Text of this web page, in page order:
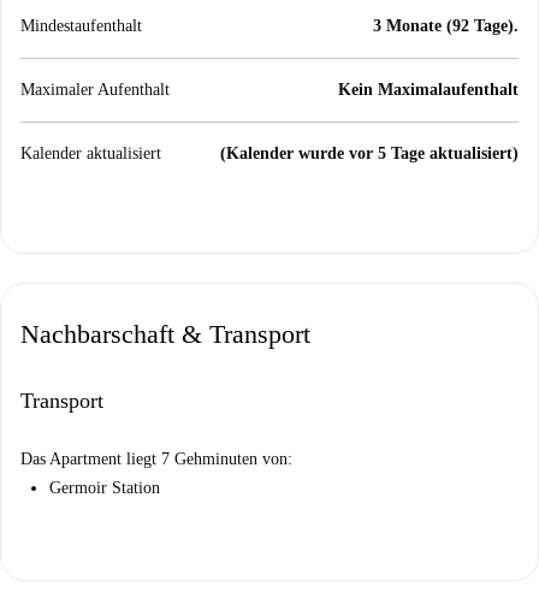
Mindestaufenthalt 3 Monate (92 Tage).
Maximaler Aufenthalt Kein Maximalaufenthalt
Kalender aktualisiert (Kalender wurde vor 5 Tage aktualisiert)
Nachbarschaft & Transport
Transport
Das Apartment liegt 7 Gehminuten von:
Germoir Station